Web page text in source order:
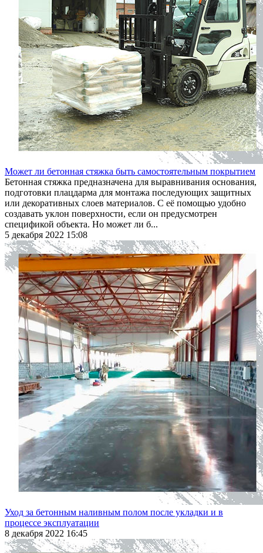
Может ли бетонная стяжка быть самостоятельным покрытием
Бетонная стяжка предназначена для выравнивания основания,
подготовки плацдарма для монтажа последующих защитных
или декоративных слоев материалов. С её помощью удобно
создавать уклон поверхности, если он предусмотрен
спецификой объекта. Но может ли б...
5 декабря 2022 15:08
Уход за бетонным наливным полом после укладки и в
процессе эксплуатации
8 декабря 2022 16:45